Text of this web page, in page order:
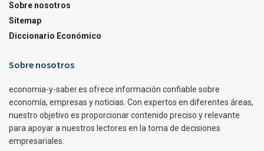
Sobre nosotros
Sitemap
Diccionario Económico
Sobre nosotros
economia-y-saber.es ofrece información confiable sobre
economía, empresas y noticias. Con expertos en diferentes áreas,
nuestro objetivo es proporcionar contenido preciso y relevante
para apoyar a nuestros lectores en la toma de decisiones
empresariales.